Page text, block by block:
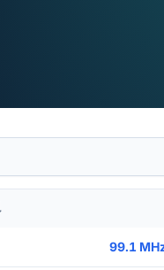
99.1